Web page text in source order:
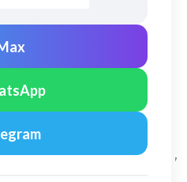
Классика 67°
120/87